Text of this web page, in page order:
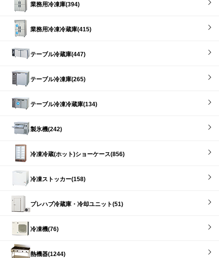
業務用冷凍庫(394)
業務用冷凍冷蔵庫(415)
テーブル冷蔵庫(447)
テーブル冷凍庫(265)
テーブル冷凍冷蔵庫(134)
製氷機(242)
冷凍冷蔵(ホット)ショーケース(856)
冷凍ストッカー(158)
プレハブ冷蔵庫・冷却ユニット(51)
冷凍機(76)
熱機器(1244)